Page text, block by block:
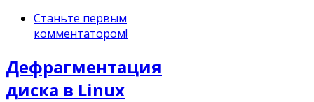
Станьте первым
комментатором!
Дефрагментация
диска в Linux